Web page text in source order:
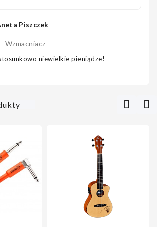
Piszczek
Wzmacniacz
niewielkie pieniądze!